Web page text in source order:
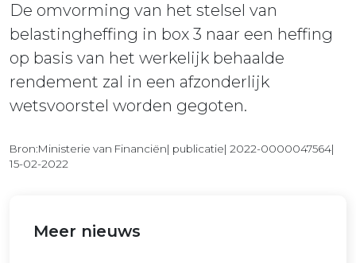
De omvorming van het stelsel van
belastingheffing in box 3 naar een heffing
op basis van het werkelijk behaalde
rendement zal in een afzonderlijk
wetsvoorstel worden gegoten.
Bron:Ministerie van Financiën| publicatie| 2022-0000047564|
15-02-2022
Meer nieuws